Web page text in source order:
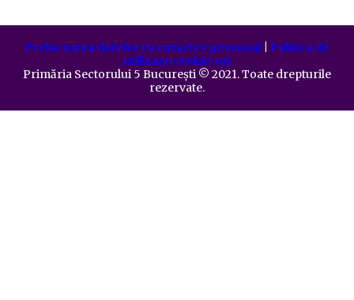
Prelucrarea datelor cu caracter personal| Politica de
utilizare cookie-uri
Primăria Sectorului 5 București ©️ 2021. Toate drepturile
rezervate.